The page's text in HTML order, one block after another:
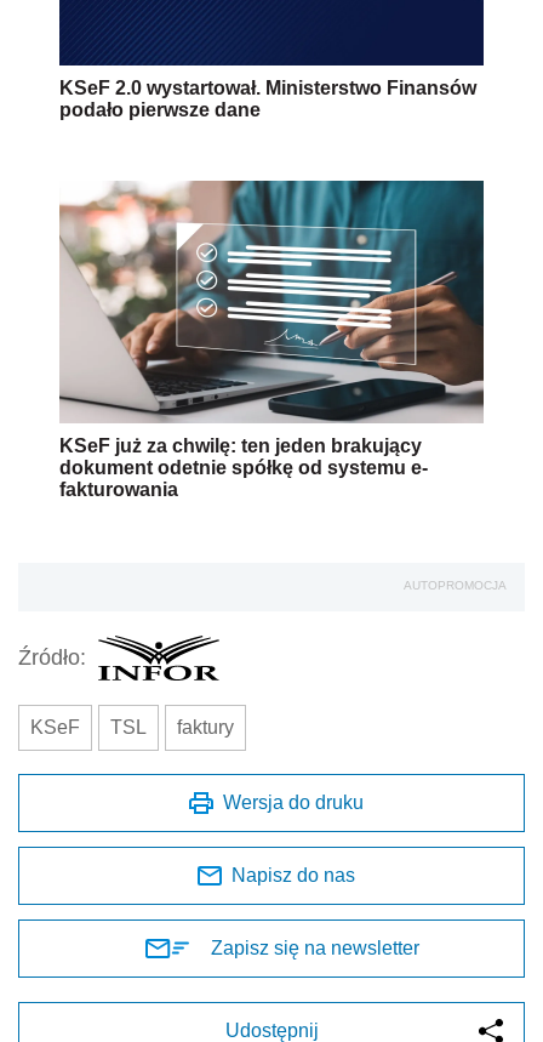
KSeF 2.0 wystartował. Ministerstwo Finansów
podało pierwsze dane
KSeF już za chwilę: ten jeden brakujący
dokument odetnie spółkę od systemu e-
fakturowania
AUTOPROMOCJA
Źródło:
KSeF TSL faktury
Wersja do druku
Napisz do nas
Zapisz się na newsletter
Udostępnij